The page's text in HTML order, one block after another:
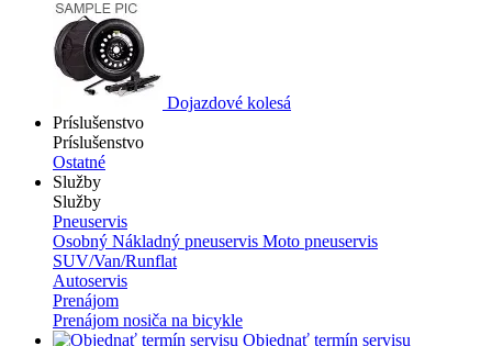
Dojazdové kolesá
Príslušenstvo
Príslušenstvo
Ostatné
Služby
Služby
Pneuservis
Osobný Nákladný pneuservis Moto pneuservis
SUV/Van/Runflat
Autoservis
Prenájom
Prenájom nosiča na bicykle
Objednať termín servisu